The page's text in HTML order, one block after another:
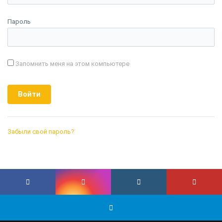
Пароль
Запомнить меня на этом компьютере
Забыли свой пароль?